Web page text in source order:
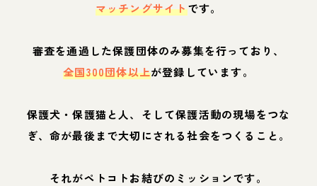
マッチングサイトです。
審査を通過した保護団体のみ募集を行っており、
全国300団体以上が登録しています。
保護犬・保護猫と人、そして保護活動の現場をつな
ぎ、命が最後まで大切にされる社会をつくること。
それがペトコトお結びのミッションです。